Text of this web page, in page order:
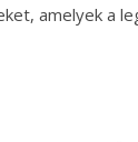
amelyek a